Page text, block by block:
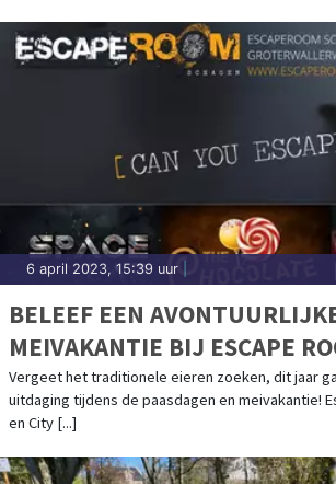
6 april 2023, 15:39 uur
BELEEF EEN
MEIVAKANTIE BIJ ESCAPE
& CITY ADVENTURES!
Vergeet het traditionele eieren zoeken, dit jaar
uitdaging tijdens de paasdagen en meivakantie!
en City [...]